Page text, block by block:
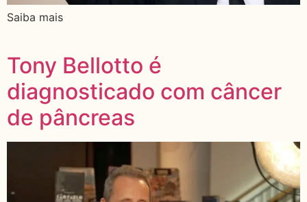
Saiba mais
Tony Bellotto é
diagnosticado com câncer
de pâncreas